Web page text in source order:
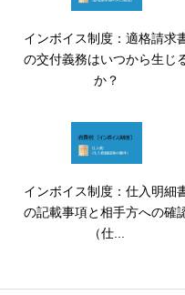
インボイス制度：適格請求
の交付義務はいつから生じ
か？
インボイス制度：仕入明細
の記載事項と相手方への確
（仕...